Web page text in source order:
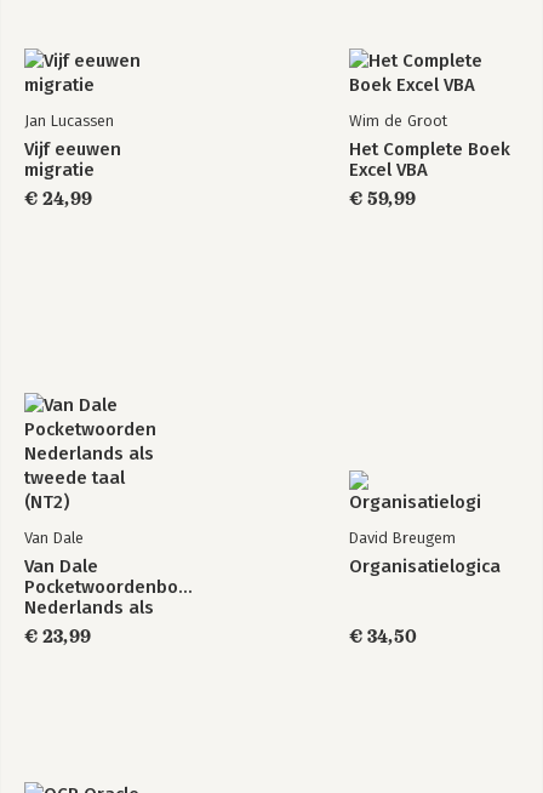
Jan Lucassen
Vijf eeuwen
migratie
€ 24,99
Wim de Groot
Het Complete Boek
Excel VBA
€ 59,99
Van Dale
Van Dale
Pocketwoordenboek
Nederlands als
tweede taal (NT2)
€ 23,99
David Breugem
Organisatielogica
€ 34,50